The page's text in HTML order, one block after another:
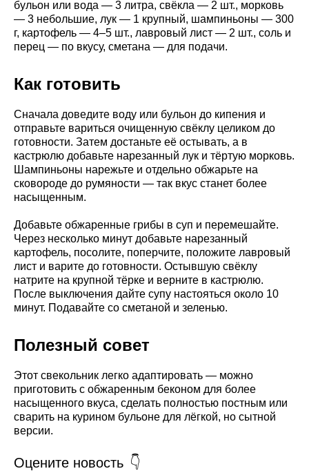
бульон или вода — 3 литра, свёкла — 2 шт., морковь
— 3 небольшие, лук — 1 крупный, шампиньоны — 300
г, картофель — 4–5 шт., лавровый лист — 2 шт., соль и
перец — по вкусу, сметана — для подачи.
Как готовить
Сначала доведите воду или бульон до кипения и
отправьте вариться очищенную свёклу целиком до
готовности. Затем достаньте её остывать, а в
кастрюлю добавьте нарезанный лук и тёртую морковь.
Шампиньоны нарежьте и отдельно обжарьте на
сковороде до румяности — так вкус станет более
насыщенным.
Добавьте обжаренные грибы в суп и перемешайте.
Через несколько минут добавьте нарезанный
картофель, посолите, поперчите, положите лавровый
лист и варите до готовности. Остывшую свёклу
натрите на крупной тёрке и верните в кастрюлю.
После выключения дайте супу настояться около 10
минут. Подавайте со сметаной и зеленью.
Полезный совет
Этот свекольник легко адаптировать — можно
приготовить с обжаренным беконом для более
насыщенного вкуса, сделать полностью постным или
сварить на курином бульоне для лёгкой, но сытной
версии.
Оцените новость